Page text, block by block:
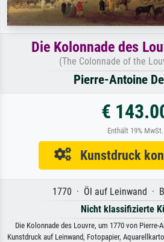
Die Kolonnade des
(The Colonnade of the
Pierre-Antoine
€
Enthält 19% MwSt.
Kunstdruck
1770 · Öl auf Leinwand ·
Nicht klassifizierte
Die Kolonnade des Louvre, um 1770 von Pierre-
Kunstdruck auf Leinwand, Fotopapier,